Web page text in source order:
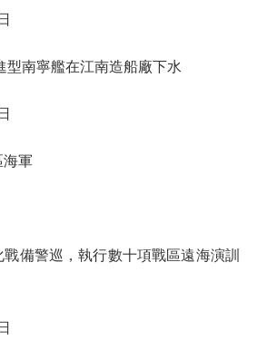
南寧艦在江南造船廠下水
軍
警巡，執行數十項戰區遠海演訓